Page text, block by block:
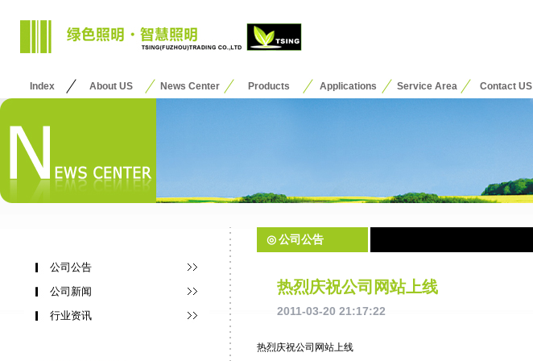
Index About US News Center Products Applications Service Area Contact US
公司公告
公司新闻
行业资讯
◎公司公告
热烈庆祝公司网站上线
2011-03-20 21:17:22
热烈庆祝公司网站上线